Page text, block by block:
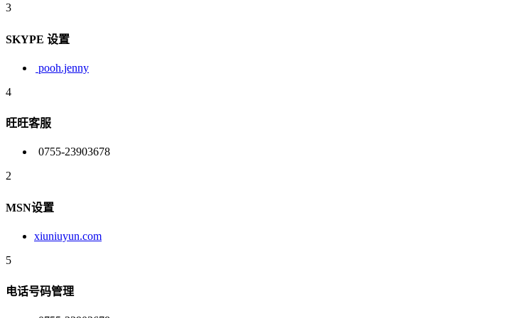
3
SKYPE 设置
pooh.jenny
4
旺旺客服
0755-23903678
2
MSN设置
xiuniuyun.com
5
电话号码管理